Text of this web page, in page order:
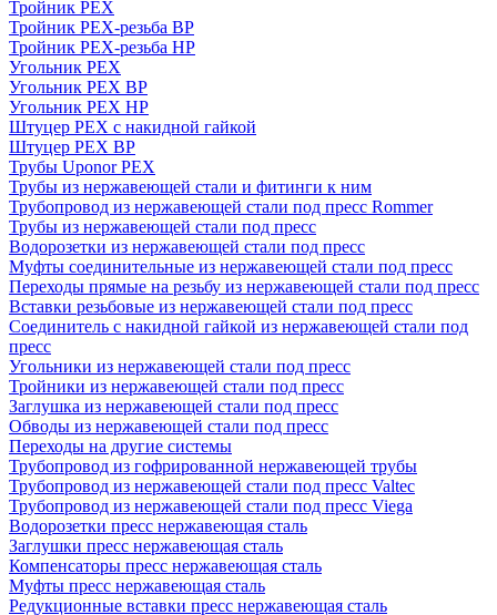
Тройник PEX
Тройник PEX-резьба ВР
Тройник PEX-резьба НР
Угольник PEX
Угольник PEX ВР
Угольник PEX НР
Штуцер PEX c накидной гайкой
Штуцер PEX ВР
Трубы Uponor PEX
Трубы из нержавеющей стали и фитинги к ним
Трубопровод из нержавеющей стали под пресс Rommer
Трубы из нержавеющей стали под пресс
Водорозетки из нержавеющей стали под пресс
Муфты соединительные из нержавеющей стали под пресс
Переходы прямые на резьбу из нержавеющей стали под пресс
Вставки резьбовые из нержавеющей стали под пресс
Соединитель с накидной гайкой из нержавеющей стали под
пресс
Угольники из нержавеющей стали под пресс
Тройники из нержавеющей стали под пресс
Заглушка из нержавеющей стали под пресс
Обводы из нержавеющей стали под пресс
Переходы на другие системы
Трубопровод из гофрированной нержавеющей трубы
Трубопровод из нержавеющей стали под пресс Valtec
Трубопровод из нержавеющей стали под пресс Viega
Водорозетки пресс нержавеющая сталь
Заглушки пресс нержавеющая сталь
Компенсаторы пресс нержавеющая сталь
Муфты пресс нержавеющая сталь
Редукционные вставки пресс нержавеющая сталь